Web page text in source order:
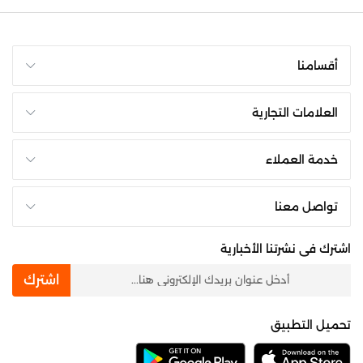
أقسامنا
العلامات التجارية
خدمة العملاء
تواصل معنا
اشترك فى نشرتنا الأخبارية
اشترك
تحميل التطبيق